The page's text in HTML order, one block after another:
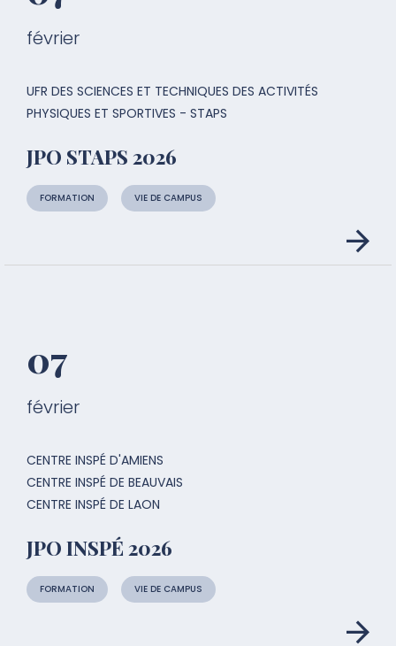
février
JPO STAPS 2026
FORMATION VIE DE CAMPUS
UFR DES SCIENCES ET TECHNIQUES DES ACTIVITÉS
PHYSIQUES ET SPORTIVES - STAPS
07
février
JPO INSPÉ 2026
FORMATION VIE DE CAMPUS
CENTRE INSPÉ D'AMIENS
CENTRE INSPÉ DE BEAUVAIS
CENTRE INSPÉ DE LAON